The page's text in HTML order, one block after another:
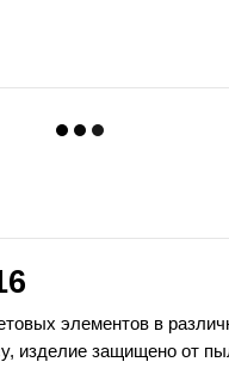
изделие защищено от